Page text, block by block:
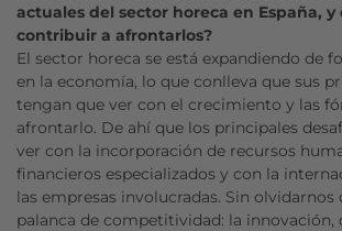
actuales del sector horeca en España,
contribuir a afrontarlos?
El sector horeca se está expandiendo de
en la economía, lo que conlleva que sus
tengan que ver con el crecimiento y las
afrontarlo. De ahí que los principales
ver con la incorporación de recursos
financieros especializados y con la
las empresas involucradas. Sin olvidarnos
palanca de competitividad: la innovación,